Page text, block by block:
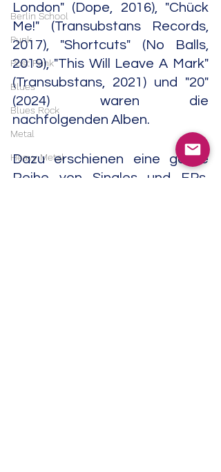
Berlin School
Punk
Post Punk
Blues
Blues Rock
Metal
Heavy Metal
Doom Metal
London" (Dope, 2016), "Chück
Me!" (Transubstans Records,
2017), "Shortcuts" (No Balls,
2019), "This Will Leave A Mark"
(Transubstans, 2021) und "20"
(2024) waren die
nachfolgenden Alben.
Dazu erschienen eine ganze
Reihe von Singles und EPs,